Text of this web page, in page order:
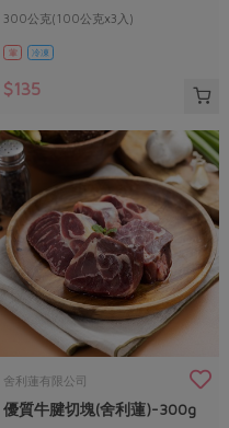
300公克(100公克x3入)
葷 冷凍
$135
舍利蓮有限公司
優質牛腱切塊(舍利蓮)-300g